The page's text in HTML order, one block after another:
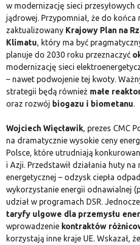
w modernizację sieci przesyłowych
jądrowej. Przypomniał, że do
zaktualizowany Krajowy Plan na
Klimatu, który ma być
planuje do 2030 roku przeznaczyć
modernizację sieci
– nawet podwojenie tej kwoty.
strategii będą również małe
oraz rozwój biogazu i biometanu.
Wojciech Więcławik, prezes CMC
na dramatycznie wysokie ceny
Polsce, które utrudniają
i Azji. Przedstawił działania huty na
energetycznej – odzysk ciepła
wykorzystanie energii odnawialnej
udział w programach DSR.
taryfy ulgowe dla przemysłu
wprowadzenie kontraktów
korzystają inne kraje UE. Wskazał,